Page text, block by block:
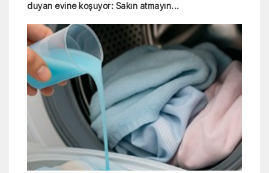
duyan evine koşuyor: Sakın atmayın...